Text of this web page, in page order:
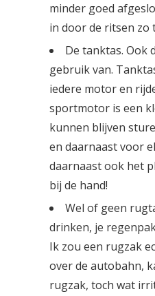
minder goed
in door de ritsen zo
De tanktas. Ook
gebruik van.
iedere motor en
sportmotor is een
kunnen blijven
en daarnaast voor
daarnaast ook het
bij de hand!
Wel of geen
drinken, je
Ik zou een rugzak
over de autobahn,
rugzak, toch wat